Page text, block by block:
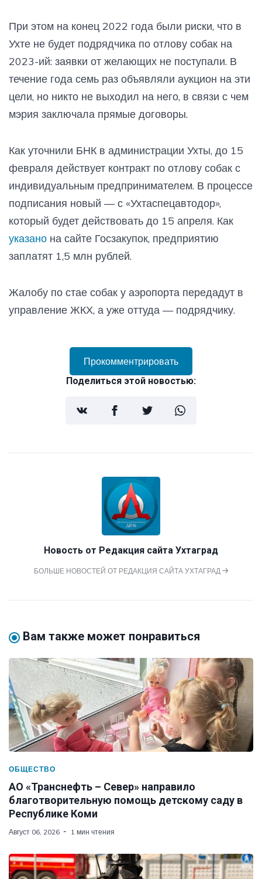
При этом на конец 2022 года были риски, что в
Ухте не будет подрядчика по отлову собак на
2023-ий: заявки от желающих не поступали. В
течение года семь раз объявляли аукцион на эти
цели, но никто не выходил на него, в связи с чем
мэрия заключала прямые договоры.
Как уточнили БНК в администрации Ухты, до 15
февраля действует контракт по отлову собак с
индивидуальным предпринимателем. В процессе
подписания новый — с «Ухтаспецавтодор»,
который будет действовать до 15 апреля. Как
указано на сайте Госзакупок, предприятию
заплатят 1,5 млн рублей.
Жалобу по стае собак у аэропорта передадут в
управление ЖКХ, а уже оттуда — подрядчику.
Прокомментрировать
Поделиться этой новостью:
Новость от Редакция сайта Ухтаград
БОЛЬШЕ НОВОСТЕЙ ОТ РЕДАКЦИЯ САЙТА УХТАГРАД
Вам также может понравиться
ОБЩЕСТВО
АО «Транснефть – Север» направило
благотворительную помощь детскому саду в
Республике Коми
Август 06, 2026 1 мин чтения